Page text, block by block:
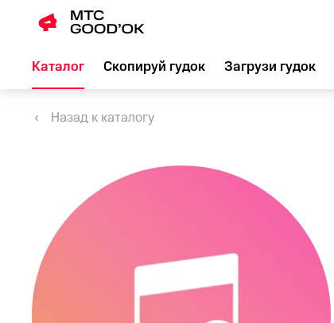
Каталог Скопируй гудок Загрузи гудок
Назад к каталогу